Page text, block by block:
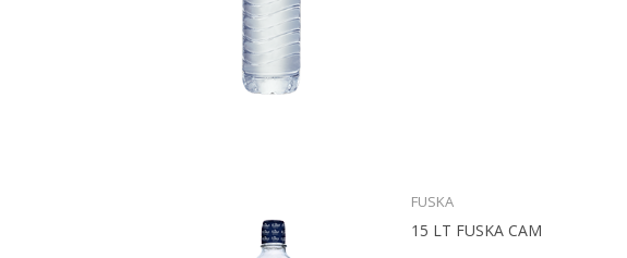
FUSKA
15 LT FUSKA CAM